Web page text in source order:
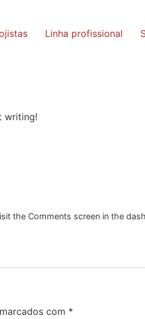
Linha profissional
writing!
the Comments screen in the
com *